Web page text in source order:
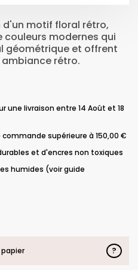
d'un motif floral rétro,
modernes qui
géométrique et offrent
rétro.
une livraison entre 14 Août et 18
supérieure à 150,00 €
et d'encres non toxiques
humides (voir guide
?